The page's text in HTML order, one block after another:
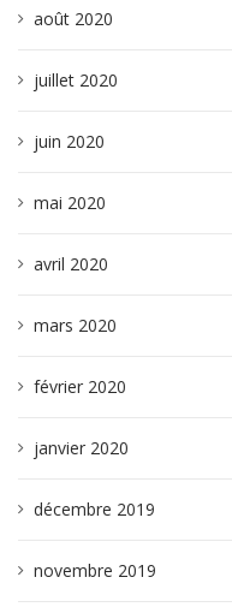
août 2020
juillet 2020
juin 2020
mai 2020
avril 2020
mars 2020
février 2020
janvier 2020
décembre 2019
novembre 2019